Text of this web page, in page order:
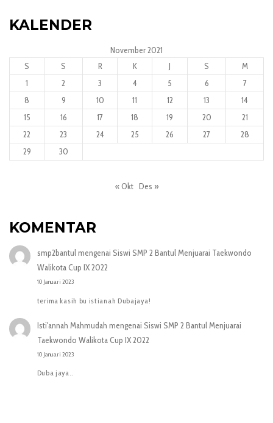
KALENDER
November 2021
S
S R K J S
M
1
2 3 4 5 6
7
8
9 10 11 12 13
14
15
16 17 18 19 20
21
22
23 24 25 26 27
28
29
30
« Okt Des »
KOMENTAR
smp2bantulmengenai Siswi SMP 2 Bantul Menjuarai Taekwondo
Walikota Cup IX 2022
10 Januari 2023
terima kasih bu istianah Dubajaya!
Isti'annah Mahmudah mengenai Siswi SMP 2 Bantul Menjuarai
Taekwondo Walikota Cup IX 2022
10 Januari 2023
Duba jaya..